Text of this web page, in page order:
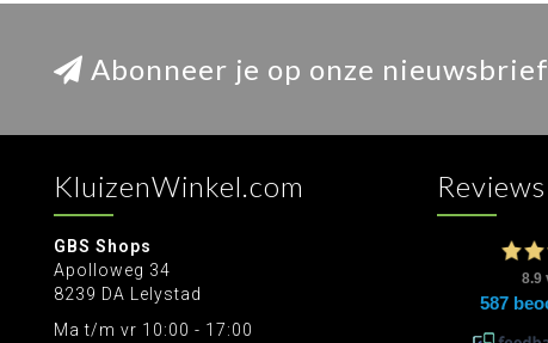
Abonneer je op onze nieuwsbrief
KluizenWinkel.com
GBS Shops
Apolloweg 34
8239 DA Lelystad
Ma t/m vr 10:00 - 17:00
Reviews